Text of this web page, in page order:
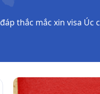
thắc mắc xin visa Úc